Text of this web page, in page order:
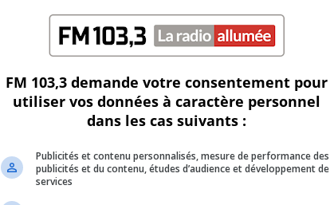
FM 103,3 demande votre consentement pour
utiliser vos données à caractère personnel
dans les cas suivants :
Publicités et contenu personnalisés, mesure de performance des
publicités et du contenu, études d’audience et développement de
services